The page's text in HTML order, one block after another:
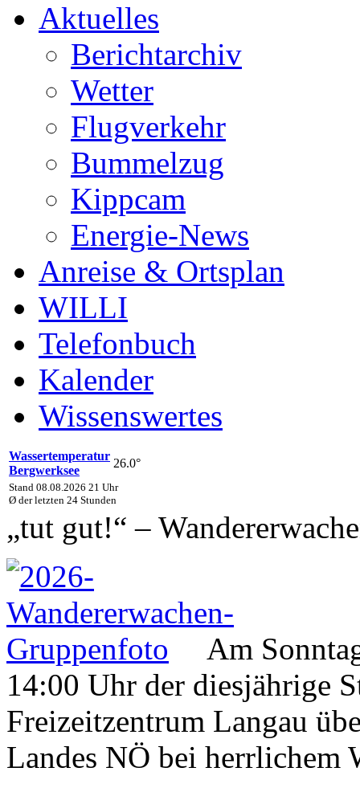
Aktuelles
Berichtarchiv
Wetter
Flugverkehr
Bummelzug
Kippcam
Energie-News
Anreise & Ortsplan
WILLI
Telefonbuch
Kalender
Wissenswertes
Wassertemperatur
Bergwerksee
26.0°
Stand 08.08.2026 21 Uhr
Ø der letzten 24 Stunden
„tut gut!“ –
Am
14:00 Uhr der diesjährige
Freizeitzentrum Langau
Landes NÖ bei herrlichem